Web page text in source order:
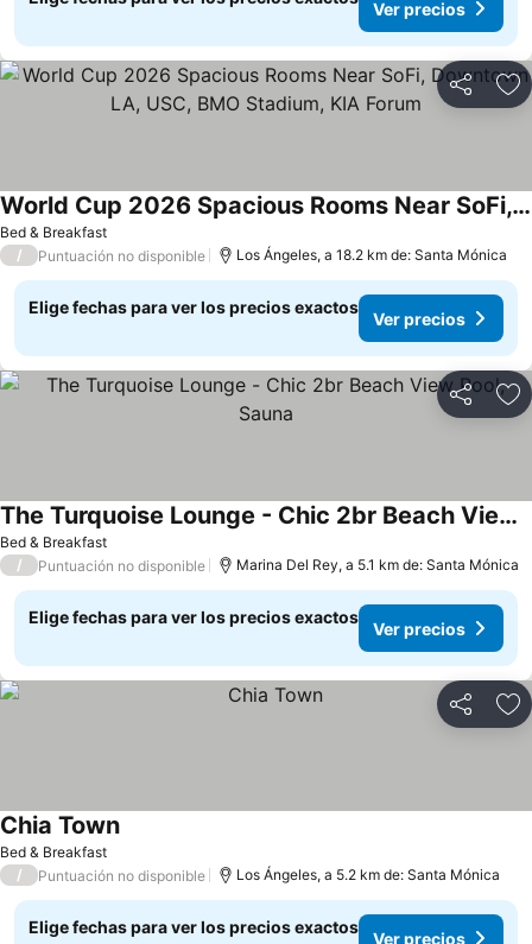
Ver precios
Compartir
Bed & Breakfast
World Cup 2026 Spacious Rooms Near SoFi, Downtown LA, USC, BMO Stadium, KIA Forum
/ Puntuación no disponible Los Ángeles, a 18.2 km de: Santa Mónica
Elige fechas para ver los precios exactos
Ver precios
Compartir
Bed & Breakfast
The Turquoise Lounge - Chic 2br Beach View Pool, Sauna
/ Puntuación no disponible Marina Del Rey, a 5.1 km de: Santa Mónica
Elige fechas para ver los precios exactos
Ver precios
Compartir
Bed & Breakfast
Chia Town
/ Puntuación no disponible Los Ángeles, a 5.2 km de: Santa Mónica
Elige fechas para ver los precios exactos
Ver precios